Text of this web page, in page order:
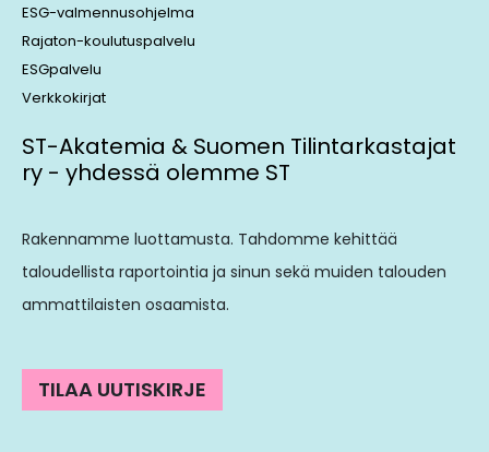
ESG-valmennusohjelma
Rajaton-koulutuspalvelu
ESGpalvelu
Verkkokirjat
ST-Akatemia & Suomen Tilintarkastajat
ry - yhdessä olemme ST
Rakennamme luottamusta. Tahdomme kehittää
taloudellista raportointia ja sinun sekä muiden talouden
ammattilaisten osaamista.
TILAA UUTISKIRJE